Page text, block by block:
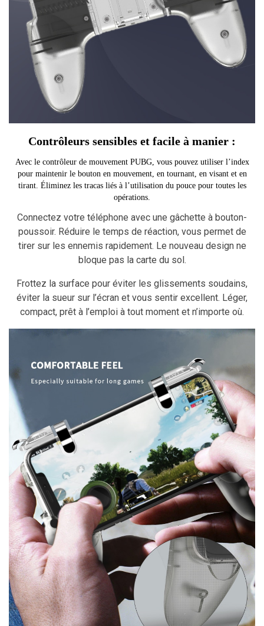
Contrôleurs sensibles et facile à manier :
Avec le contrôleur de mouvement PUBG, vous pouvez utiliser l’index
pour maintenir le bouton en mouvement, en tournant, en visant et en
tirant. Éliminez les tracas liés à l’utilisation du pouce pour toutes les
opérations.
Connectez votre téléphone avec une gâchette à bouton-
poussoir. Réduire le temps de réaction, vous permet de
tirer sur les ennemis rapidement. Le nouveau design ne
bloque pas la carte du sol.
Frottez la surface pour éviter les glissements soudains,
éviter la sueur sur l’écran et vous sentir excellent. Léger,
compact, prêt à l’emploi à tout moment et n’importe où.